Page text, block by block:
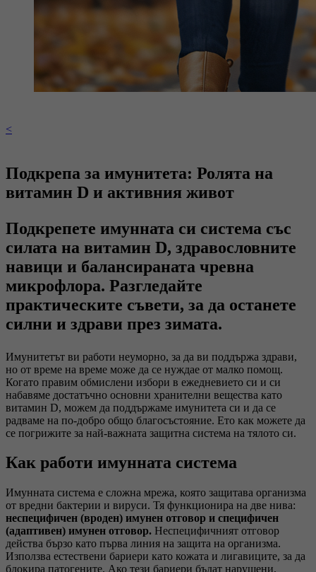
<
Подкрепа за имунитета: Ролята на
витамин D и активния живот
Подкрепете имунната си система със
силата на витамин D, здравословните
навици и балансираната чревна
микрофлора. Разгледайте
практическите съвети, за да останете
силни и здрави през зимата.
Имунитетът ви работи неуморно, за да ви поддържа здрави,
но от време на време може да се нуждае от малко помощ.
Когато правим обмислени избори в ежедневието си и си
набавяме достатъчно основни хранителни вещества като
витамин D, можем да поддържаме имунитета си и да се
радваме на по-добро общо благосъстояние. Ето как можете да
се погрижите за най-важната защитна система на тялото си.
Как работи имунната система
Имунната система е сложна мрежа, която защитава организма
от вредни бактерии и вируси. Тя функционира на две нива:
неспецифичен (вроден) имунен отговор и специфичен
(адаптивен) имунен отговор. Неспецифичният отговор
действа бързо като първа линия на защита на организма.
Използва естествени бариери като кожата и лигавиците, за да
блокира патогените. Ако тези бариери бъдат нарушени,